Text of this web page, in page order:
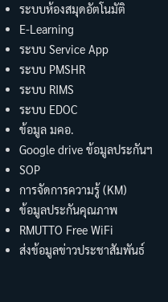
ระบบห้องสมุดอัตโนมัติ
E-Learning
ระบบ Service App
ระบบ PMSHR
ระบบ RIMS
ระบบ EDOC
ข้อมูล มคอ.
Google drive ข้อมูลประกันฯ
SOP
การจัดการความรู้ (KM)
ข้อมูลประกันคุณภาพ
RMUTTO Free WiFi
ส่งข้อมูลข่าวประชาสัมพันธ์